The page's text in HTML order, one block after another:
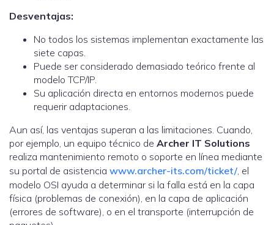
Desventajas:
No todos los sistemas implementan exactamente las
siete capas.
Puede ser considerado demasiado teórico frente al
modelo TCP/IP.
Su aplicación directa en entornos modernos puede
requerir adaptaciones.
Aun así, las ventajas superan a las limitaciones. Cuando,
por ejemplo, un equipo técnico de Archer IT Solutions
realiza mantenimiento remoto o soporte en línea mediante
su portal de asistencia www.archer-its.com/ticket/, el
modelo OSI ayuda a determinar si la falla está en la capa
física (problemas de conexión), en la capa de aplicación
(errores de software), o en el transporte (interrupción de